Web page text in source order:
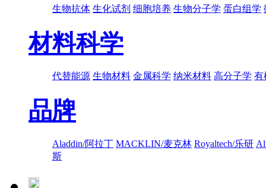
生物抗体 生化试剂 细胞培养 生物分子学 蛋白组学
材料科学
代替能源 生物材料 金属科学 纳米材料 高分子学 有
品牌
Aladdin/阿拉丁 MACKLIN/麦克林 Royaltech/乐研
斯